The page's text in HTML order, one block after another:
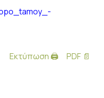
Εκτύπωση 🖨 PDF 📄